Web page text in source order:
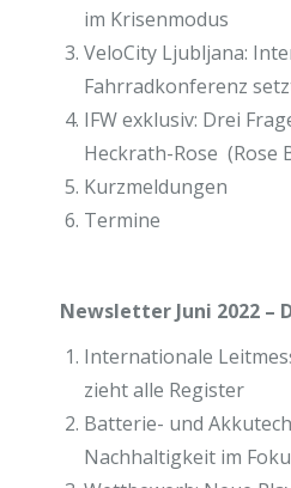
im Krisenmodus
VeloCity Ljubljana:
Fahrradkonferenz
IFW exklusiv: Drei
Heckrath-Rose (Rose
Kurzmeldungen
Termine
Newsletter Juni 2022 –
Internationale
zieht alle Register
Batterie- und
Nachhaltigkeit im